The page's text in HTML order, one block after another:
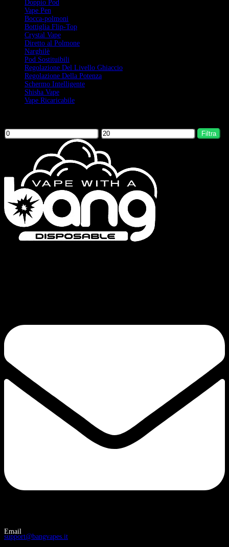
Doppio Pod
Vape Pen
Bocca-polmoni
Bottiglia Flip-Top
Crystal Vape
Diretto al Polmone
Narghilè
Pod Sostituibili
Regolazione Del Livello Ghiaccio
Regolazione Della Potenza
Schermo Intelligente
Shisha Vape
Vape Ricaricabile
Filtra
Email
support@bangvapes.it